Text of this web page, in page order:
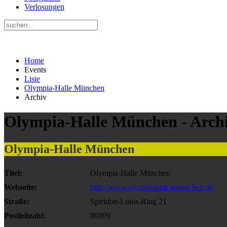
Verlosungen
Home
Events
Liste
Olympia-Halle München
Archiv
Olympia-Halle München -
Olympia-Halle München
Titel:
Olympia-Halle München
Webseite:
http://www.olympiapark-muenchen.de
Straße:
Spiridon-Louis-Ring 21
Postleitzahl:
80809